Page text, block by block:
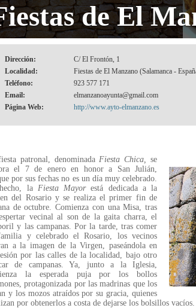
de El
Dirección:
C/ El Frontón, 1
Localidad:
Fiestas de El Manzano (Salamanca -
Teléfono:
923 577 171
Email:
elmanzanoayunta@gmail.com
Página Web:
http://www.ayto-elmanzano.es
patronal, denominadaFiesta Chica, se
el 7 de enero en honor a San Julián,
por sus fechas no es un día muy celebrado.
la Fiesta Mayorestá dedicada a la
del Rosario y se realiza el primer fin de
de octubre. Comienza con una Misa, tras
vecinal al son de la gaita charra, el
y las campanas. Por la tarde, tras comer
y celebrado el Rosario, los vecinos
a la imagen de la Virgen, paseándola en
por las calles de la localidad, bajo otro
de campanas. Ya, junto a la Iglesia,
la esperada puja por los bollos
protagonizada por las madrinas que los
y los mozos atraídos por su gracia, quienes
por obtenerlos a costa de dejarse los bolsillos